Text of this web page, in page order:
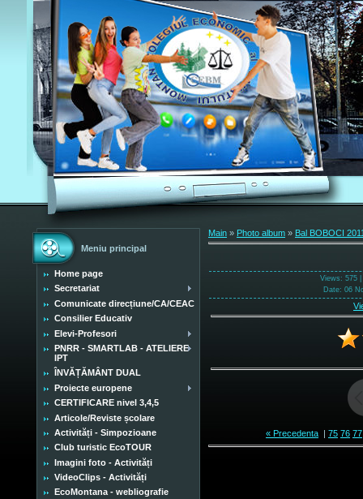
Meniu principal
Home page
Secretariat
Comunicate direcțiune/CA/CEAC
Consilier Educativ
Elevi-Profesori
PNRR - SMARTLAB - ATELIERE
IPT
ÎNVĂȚĂMÂNT DUAL
Proiecte europene
CERTIFICARE nivel 3,4,5
Articole/Reviste școlare
Activități - Simpozioane
Club turistic EcoTOUR
Imagini foto - Activități
VideoClips - Activități
EcoMontana - webliografie
Main » Photo album » Bal BOBOCI
Views: 575 |
Date: 06
« Precedenta | 75 76 77